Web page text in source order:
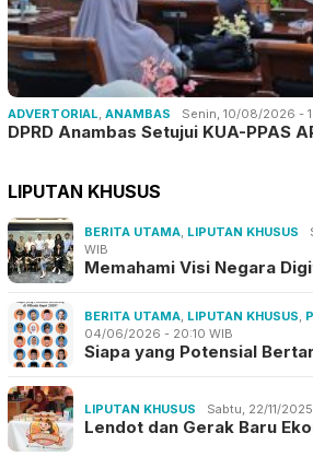
ADVERTORIAL, ANAMBAS Senin, 10/08/2026 -
DPRD Anambas Setujui KUA-PPAS
LIPUTAN KHUSUS
BERITA UTAMA, LIPUTAN KHUSUS
WIB
Memahami Visi Negara
BERITA UTAMA, LIPUTAN KHUSUS,
04/06/2026 - 20:10 WIB
Siapa yang Potensial
LIPUTAN KHUSUS Sabtu, 22/11/
Lendot dan Gerak Baru